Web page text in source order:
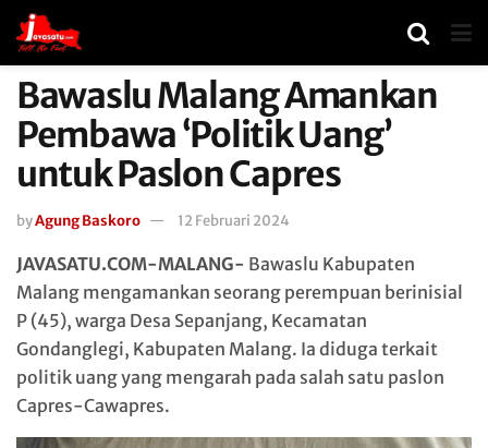
Bawaslu Malang Amankan
Pembawa ‘Politik Uang’
untuk Paslon Capres
byAgung Baskoro 12 Februari 2024
JAVASATU.COM-MALANG- Bawaslu Kabupaten
Malang mengamankan seorang perempuan berinisial
P (45), warga Desa Sepanjang, Kecamatan
Gondanglegi, Kabupaten Malang. Ia diduga terkait
politik uang yang mengarah pada salah satu paslon
Capres-Cawapres.